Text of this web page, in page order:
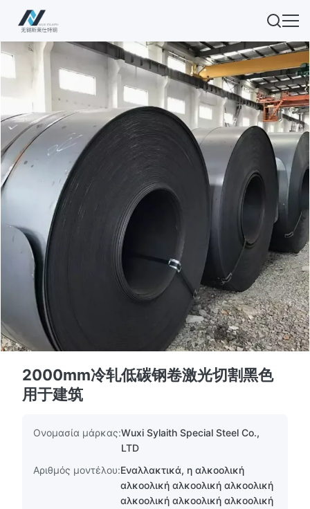
2000mm冷轧低碳钢卷激光切割黑色
用于建筑
Ονομασία μάρκας:Wuxi Sylaith Special Steel Co.,
LTD
Αριθμός μοντέλου:Εναλλακτικά, η αλκοολική
αλκοολική αλκοολική αλκοολική
αλκοολική αλκοολική αλκοολική